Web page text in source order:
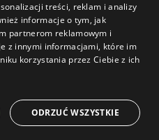
WOJAS / 32024-63
Jasnobrązowe klapki męskie na korku zapinane na rzepy
149.00 zł
treści, reklam i analizy
informacje o tym, jak
partnerom reklamowym i
z innymi informacjami, które im
korzystania przez Ciebie z ich
ODRZUĆ WSZYSTKIE